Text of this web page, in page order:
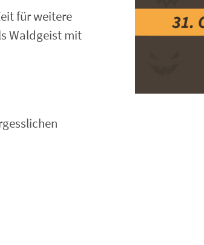
für weitere
Waldgeist mit